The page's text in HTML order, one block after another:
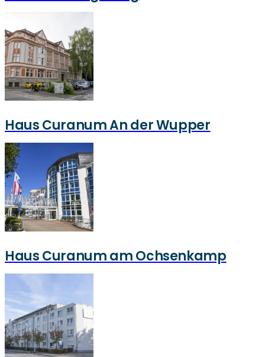
Haus Curanum An der Wupper
Haus Curanum am Ochsenkamp